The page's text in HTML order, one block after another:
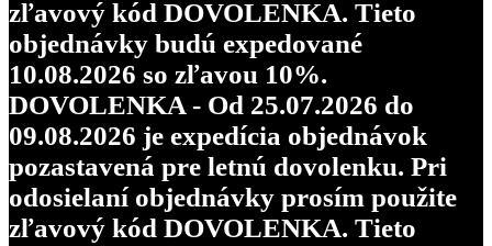
zľavový kód DOVOLENKA. Tieto
objednávky budú expedované
10.08.2026 so zľavou 10%.
DOVOLENKA - Od 25.07.2026 do
09.08.2026 je expedícia objednávok
pozastavená pre letnú dovolenku. Pri
odosielaní objednávky prosím použite
zľavový kód DOVOLENKA. Tieto